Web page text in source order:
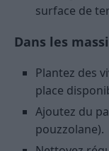
surface de
Dans les
Plantez des
place
Ajoutez du
pouzzolane).